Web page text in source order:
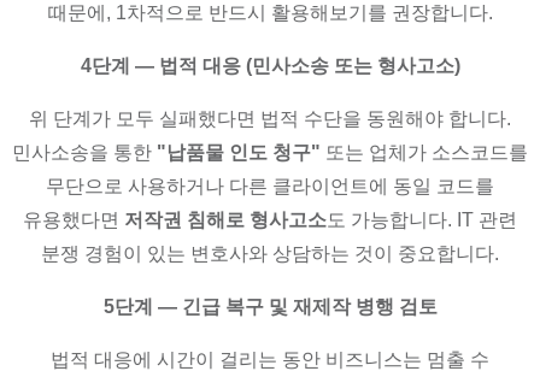
때문에, 1차적으로 반드시 활용해보기를 권장합니다.
4단계 — 법적 대응 (민사소송 또는 형사고소)
위 단계가 모두 실패했다면 법적 수단을 동원해야 합니다.
민사소송을 통한 "납품물 인도 청구" 또는 업체가 소스코드를
무단으로 사용하거나 다른 클라이언트에 동일 코드를
유용했다면 저작권 침해로 형사고소도 가능합니다. IT 관련
분쟁 경험이 있는 변호사와 상담하는 것이 중요합니다.
5단계 — 긴급 복구 및 재제작 병행 검토
법적 대응에 시간이 걸리는 동안 비즈니스는 멈출 수